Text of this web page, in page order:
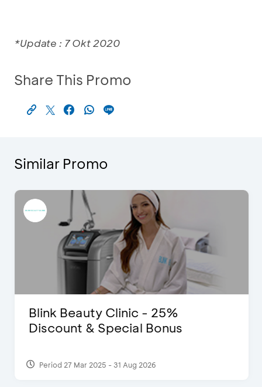
*Update : 7 Okt 2020
Share This Promo
Similar Promo
Blink Beauty Clinic - 25%
Discount & Special Bonus
Period 27 Mar 2025 - 31 Aug 2026